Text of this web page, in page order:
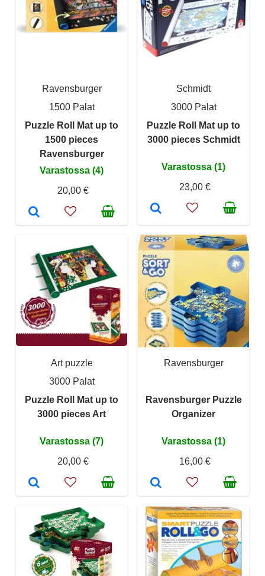
Ravensburger
1500 Palat
Puzzle Roll Mat up to
1500 pieces
Ravensburger
Varastossa (4)
20,00 €
Schmidt
3000 Palat
Puzzle Roll Mat up to
3000 pieces Schmidt
Varastossa (1)
23,00 €
Art puzzle
3000 Palat
Puzzle Roll Mat up to
3000 pieces Art
Varastossa (7)
20,00 €
Ravensburger
Ravensburger Puzzle
Organizer
Varastossa (1)
16,00 €